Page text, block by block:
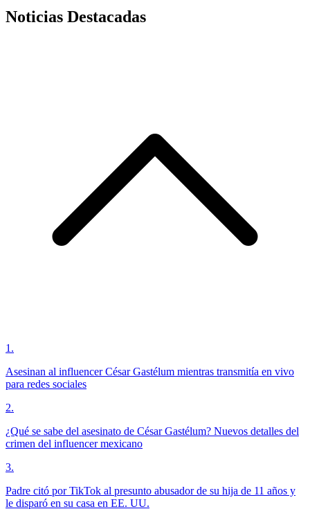
Noticias Destacadas
1 .
Asesinan al influencer César Gastélum mientras transmitía en vivo
para redes sociales
2.
¿Qué se sabe del asesinato de César Gastélum? Nuevos detalles del
crimen del influencer mexicano
3.
Padre citó por TikTok al presunto abusador de su hija de 11 años y
le disparó en su casa en EE. UU.